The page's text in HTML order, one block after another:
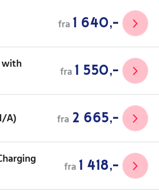
fra 1 640,-
with
fra 1 550,-
A) fra 2 665,-
fra 1 418,-